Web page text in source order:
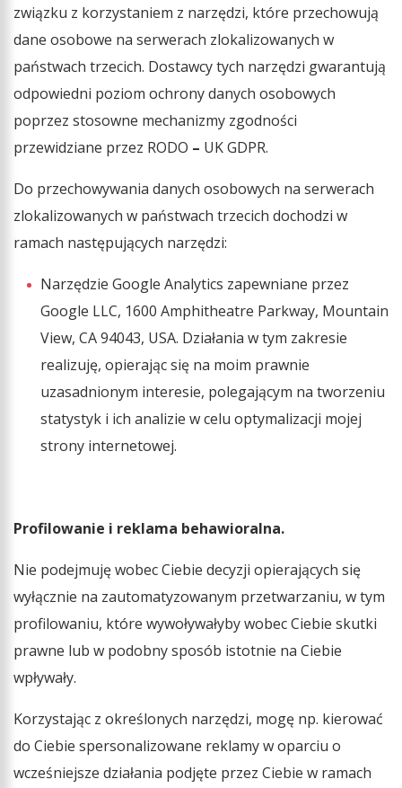
związku z korzystaniem z narzędzi, które przechowują
dane osobowe na serwerach zlokalizowanych w
państwach trzecich. Dostawcy tych narzędzi gwarantują
odpowiedni poziom ochrony danych osobowych
poprzez stosowne mechanizmy zgodności
przewidziane przez RODO – UK GDPR.
Do przechowywania danych osobowych na serwerach
zlokalizowanych w państwach trzecich dochodzi w
ramach następujących narzędzi:
Narzędzie Google Analytics zapewniane przez
Google LLC, 1600 Amphitheatre Parkway, Mountain
View, CA 94043, USA. Działania w tym zakresie
realizuję, opierając się na moim prawnie
uzasadnionym interesie, polegającym na tworzeniu
statystyk i ich analizie w celu optymalizacji mojej
strony internetowej.
Profilowanie i reklama behawioralna.
Nie podejmuję wobec Ciebie decyzji opierających się
wyłącznie na zautomatyzowanym przetwarzaniu, w tym
profilowaniu, które wywoływałyby wobec Ciebie skutki
prawne lub w podobny sposób istotnie na Ciebie
wpływały.
Korzystając z określonych narzędzi, mogę np. kierować
do Ciebie spersonalizowane reklamy w oparciu o
wcześniejsze działania podjęte przez Ciebie w ramach